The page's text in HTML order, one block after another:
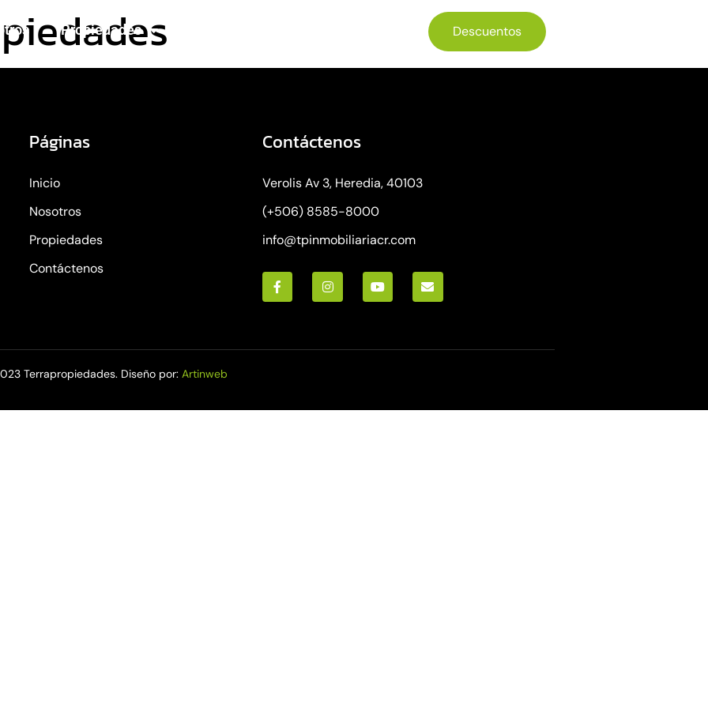
Propiedades Descuentos
Páginas
Inicio
Nosotros
Propiedades
Contáctenos
Contáctenos
Verolis Av 3, Heredia, 40103
(+506) 8585-8000
info@tpinmobiliariacr.com
Terrapropiedades. Diseño por: Artinweb